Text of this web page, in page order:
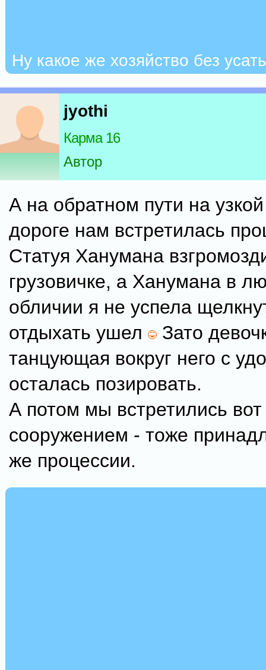
Ну какое же хозяйство без
jyothi
Карма 16
Автор
А на обратном пути на
дороге нам встретилась
Статуя Ханумана
грузовичке, а Ханумана в
обличии я не успела
отдыхать ушел
Зато
танцующая вокруг него с
осталась позировать.
А потом мы встретились вот
сооружением - тоже
же процессии.